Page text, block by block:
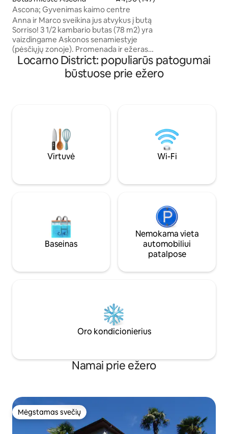
Ascona; Gyvenimas kaimo centre
Anna ir Marco sveikina jus atvykus į butą
Sorriso! 3 1/2 kambario butas (78 m2) yra
vaizdingame Askonos senamiestyje
(pėsčiųjų zonoje). Promenada ir ežeras
yra prie jūsų durų slenksčio. Už 1,5 km
nuo namo yra paplūdimys „Bagno
Pubblico“ (nemokamas įėjimas). Galite
svetainė ir valgomasis, vonios
kambarys/dušas, virtuvė ir 2 nedideli
balkonai. Palydovinė televizija ir belaidis
internetas
Locarno District: populiarūs patogumai
būstuose prie ežero
Virtuvė Wi-Fi
Baseinas
Nemokama vieta
automobiliui
patalpose
Oro kondicionierius
Namai prie ežero
Mėgstamas svečių
Mėgstamas svečių